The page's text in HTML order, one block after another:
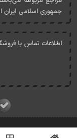
جمهوری اسلامی
اطلاعات تماس با
کلیه حقوق